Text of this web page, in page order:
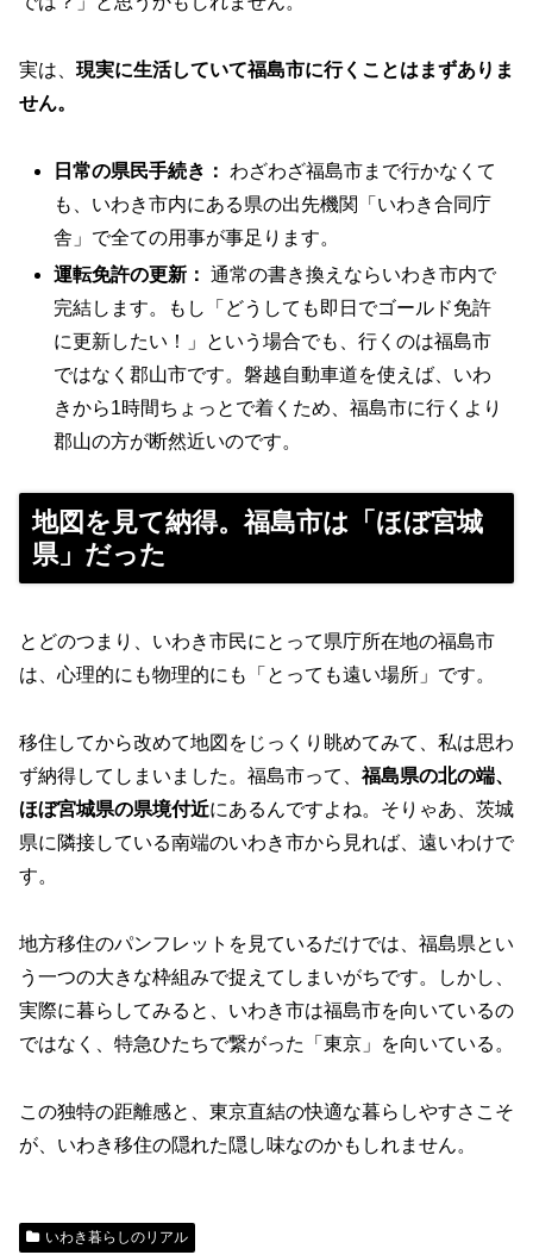
実は、 現実に生活していて福島市に行くことはまずありま
せん。
日常の県民手続き：
わざわざ福島市まで行かなくて
も、いわき市内にある県の出先機関「いわき合同庁
舎」で全ての用事が事足ります。
運転免許の更新： 通常の書き換えならいわき市内で
完結します。もし「どうしても即日でゴールド免許
に更新したい！」という場合でも、行くのは福島市
ではなく郡山市です。磐越自動車道を使えば、いわ
きから1時間ちょっとで着くため、福島市に行くより
郡山の方が断然近いのです。
地図を見て納得。福島市は「ほぼ宮城
県」だった
とどのつまり、いわき市民にとって県庁所在地の福島市
は、心理的にも物理的にも「とっても遠い場所」です。
移住してから改めて地図をじっくり眺めてみて、私は思わ
ず納得してしまいました。福島市って、福島県の北の端、
ほぼ宮城県の県境付近にあるんですよね。そりゃあ、茨城
県に隣接している南端のいわき市から見れば、遠いわけで
す。
地方移住のパンフレットを見ているだけでは、福島県とい
う一つの大きな枠組みで捉えてしまいがちです。しかし、
実際に暮らしてみると、いわき市は福島市を向いているの
ではなく、特急ひたちで繋がった「東京」を向いている。
この独特の距離感と、東京直結の快適な暮らしやすさこそ
が、いわき移住の隠れた隠し味なのかもしれません。
いわき暮らしのリアル